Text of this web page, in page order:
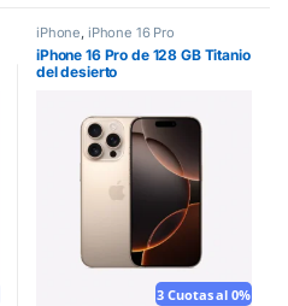
iPhone, iPhone 16 Pro
iPhone 16 Pro de 128 GB Titanio
del desierto
3 Cuotas al 0%